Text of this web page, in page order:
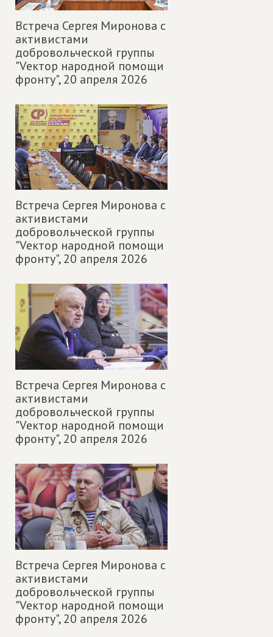
Встреча Сергея Миронова с
активистами
добровольческой группы
"Vектор народной помощи
фронту",20 апреля 2026
Встреча Сергея Миронова с
активистами
добровольческой группы
"Vектор народной помощи
фронту",20 апреля 2026
Встреча Сергея Миронова с
активистами
добровольческой группы
"Vектор народной помощи
фронту",20 апреля 2026
Встреча Сергея Миронова с
активистами
добровольческой группы
"Vектор народной помощи
фронту",20 апреля 2026